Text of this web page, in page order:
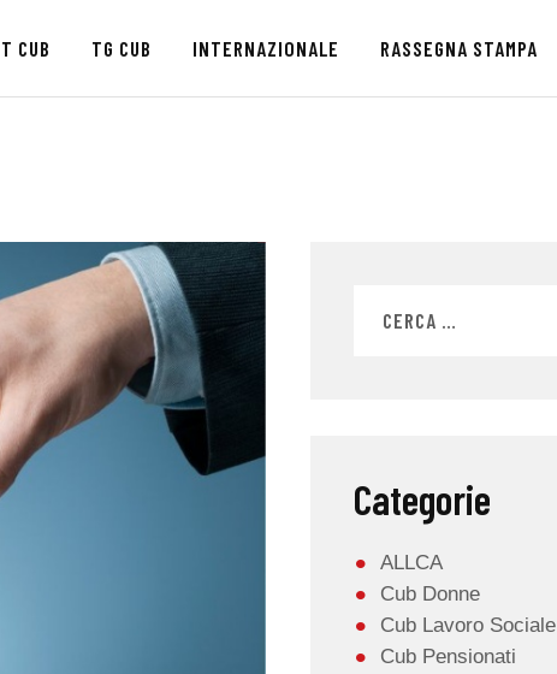
CUB TG CUB INTERNAZIONALE RASSEGNA STAMPA
Categorie
ALLCA
Cub Donne
Cub Lavoro Sociale
Cub Pensionati